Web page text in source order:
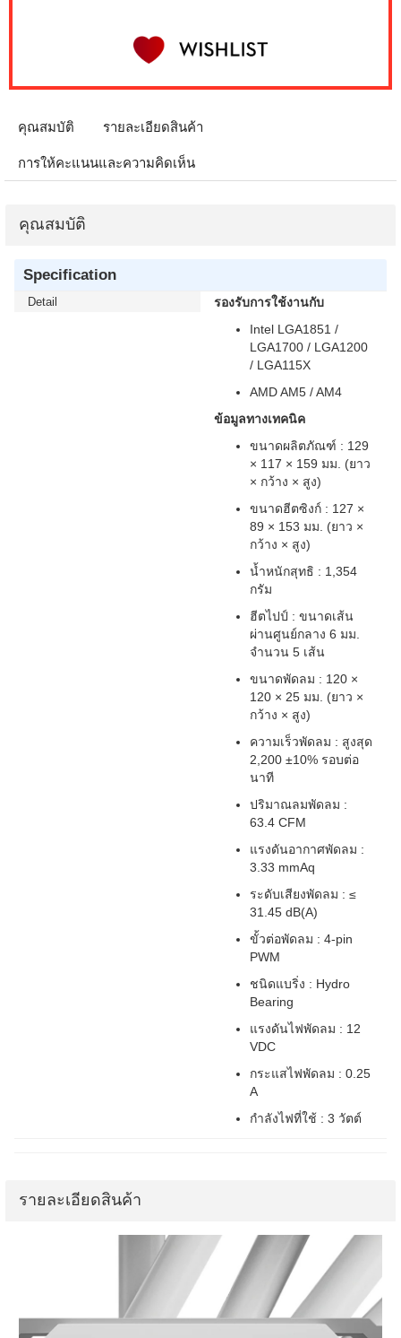
คุณสมบัติ รายละเอียดสินค้า
การให้คะแนนและความคิดเห็น
คุณสมบัติ
Specification
Detail
รองรับการใช้งานกับ
Intel LGA1851 /
LGA1700 / LGA1200
/ LGA115X
AMD AM5 / AM4
ข้อมูลทางเทคนิค
ขนาดผลิตภัณฑ์ : 129
× 117 × 159 มม. (ยาว
× กว้าง × สูง)
ขนาดฮีตซิงก์ : 127 ×
89 × 153 มม. (ยาว ×
กว้าง × สูง)
น้ำหนักสุทธิ : 1,354
กรัม
ฮีตไปป์ : ขนาดเส้น
ผ่านศูนย์กลาง 6 มม.
จำนวน 5 เส้น
ขนาดพัดลม : 120 ×
120 × 25 มม. (ยาว ×
กว้าง × สูง)
ความเร็วพัดลม : สูงสุด
2,200 ±10% รอบต่อ
นาที
ปริมาณลมพัดลม :
63.4 CFM
แรงดันอากาศพัดลม :
3.33 mmAq
ระดับเสียงพัดลม : ≤
31.45 dB(A)
ขั้วต่อพัดลม : 4-pin
PWM
ชนิดแบริ่ง : Hydro
Bearing
แรงดันไฟพัดลม : 12
VDC
กระแสไฟพัดลม : 0.25
A
กำลังไฟที่ใช้ : 3 วัตต์
รายละเอียดสินค้า